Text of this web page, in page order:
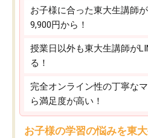
お子様に合った東大生講師
9,900円から！
授業日以外も東大生講師が
る！
完全オンライン性の丁寧な
ら満足度が高い！
お子様の学習の悩みを東